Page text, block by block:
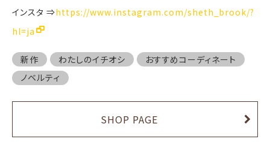
インスタ ⇒https://www.instagram.com/sheth_brook/?
hl=ja
新作 わたしのイチオシ
おすすめコーディネート
ノベルティ
SHOP PAGE